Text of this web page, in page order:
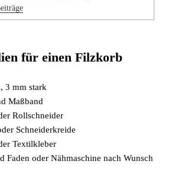
für einen Filzkorb
mm stark
Rollschneider
Schneiderkreide
Textilkleber
oder Nähmaschine nach Wunsch